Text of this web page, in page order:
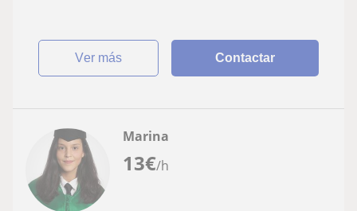
ver más Contactar
13€/h
Marina